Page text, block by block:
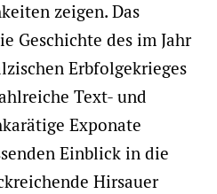
zeigen. Das
Geschichte des im Jahr
Erbfolgekrieges
Text- und
Exponate
Einblick in die
Hirsauer